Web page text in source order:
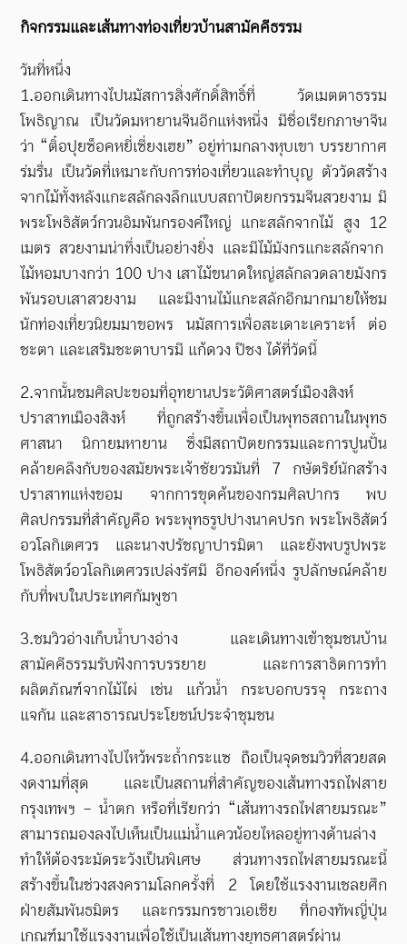
กิจกรรมและเส้นทางท่องเที่ยวบ้านสามัคคีธรรม
วันที่หนึ่ง
1.ออกเดินทางไปนมัสการสิ่งศักดิ์สิทธิ์ที่ วัดเมตตาธรรม
โพธิญาณ เป็นวัดมหายานจีนอีกแห่งหนึ่ง มีชื่อเรียกภาษาจีน
ว่า “ติ๋อปุยซ็อคหยี่เซี่ยงเฮย” อยู่ท่ามกลางหุบเขา บรรยากาศ
ร่มรื่น เป็นวัดที่เหมาะกับการท่องเที่ยวและทำบุญ ตัววัดสร้าง
จากไม้ทั้งหลังแกะสลักลงลึกแบบสถาปัตยกรรมจีนสวยงาม มี
พระโพธิสัตว์กวนอิมพันกรองค์ใหญ่ แกะสลักจากไม้ สูง
12
เมตร สวยงามน่าทึ่งเป็นอย่างยิ่ง และมีไม้มังกรแกะสลักจาก
ไม้หอมบางกว่า 100 ปาง เสาไม้ขนาดใหญ่สลักลวดลายมังกร
พันรอบเสาสวยงาม และมีงานไม้แกะสลักอีกมากมายให้ชม
นักท่องเที่ยวนิยมมาขอพร นมัสการเพื่อสะเดาะเคราะห์ ต่อ
ชะตา และเสริมชะตาบารมี แก้ดวง ปีชง ได้ที่วัดนี้
2.จากนั้นชมศิลปะขอมที่อุทยานประวัติศาสตร์เมืองสิงห์
ปราสาทเมืองสิงห์ ที่ถูกสร้างขึ้นเพื่อเป็นพุทธสถานในพุทธ
ศาสนา นิกายมหายาน ซึ่งมีสถาปัตยกรรมและการปูนปั้น
คล้ายคลึงกับของสมัยพระเจ้าชัยวรมันที่ 7 กษัตริย์นักสร้าง
ปราสาทแห่งขอม จากการขุดค้นของกรมศิลปากร พบ
ศิลปกรรมที่สำคัญคือ พระพุทธรูปปางนาคปรก พระโพธิสัตว์
อวโลกิเตศวร และนางปรัชญาปารมิตา และยังพบรูปพระ
โพธิสัตว์อวโลกิเตศวรเปล่งรัศมี อีกองค์หนึ่ง รูปลักษณ์คล้าย
กับที่พบในประเทศกัมพูชา
3.ชมวิวอ่างเก็บน้ำบางอ่าง และเดินทางเข้าชุมชนบ้าน
สามัคคีธรรมรับฟังการบรรยาย และการสาธิตการทำ
ผลิตภัณฑ์จากไม้ไผ่ เช่น แก้วน้ำ กระบอกบรรจุ กระถาง
แจกัน และสาธารณประโยชน์ประจำชุมชน
4.ออกเดินทางไปไหว้พระถ้ำกระแซ ถือเป็นจุดชมวิวที่สวยสด
งดงามที่สุด และเป็นสถานที่สำคัญของเส้นทางรถไฟสาย
กรุงเทพฯ – น้ำตก หรือที่เรียกว่า “เส้นทางรถไฟสายมรณะ”
สามารถมองลงไปเห็นเป็นแม่น้ำแควน้อยไหลอยู่ทางด้านล่าง
ทำให้ต้องระมัดระวังเป็นพิเศษ ส่วนทางรถไฟสายมรณะนี้
สร้างขึ้นในช่วงสงครามโลกครั้งที่ 2 โดยใช้แรงงานเชลยศึก
ฝ่ายสัมพันธมิตร และกรรมกรชาวเอเชีย ที่กองทัพญี่ปุ่น
เกณฑ์มาใช้แรงงานเพื่อใช้เป็นเส้นทางยุทธศาสตร์ผ่าน